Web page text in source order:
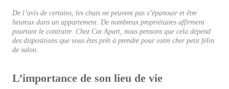
De l’avis de certains, les chats ne peuvent pas s’épanouir et être
heureux dans un appartement. De nombreux propriétaires affirment
pourtant le contraire. Chez Cat Apart, nous pensons que cela dépend
des dispositions que vous êtes prêt à prendre pour votre cher petit félin
de salon.
L’importance de son lieu de vie